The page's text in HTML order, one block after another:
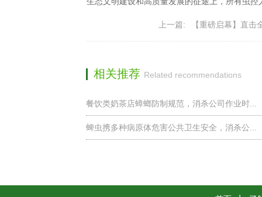
上一篇: 【重磅启幕】直
相关推荐 Related recommendations
餐饮类奶茶店蟑螂防制规范，消杀公司作业时...
蜱虫携多种病原体危害公共卫生安全，消杀公...